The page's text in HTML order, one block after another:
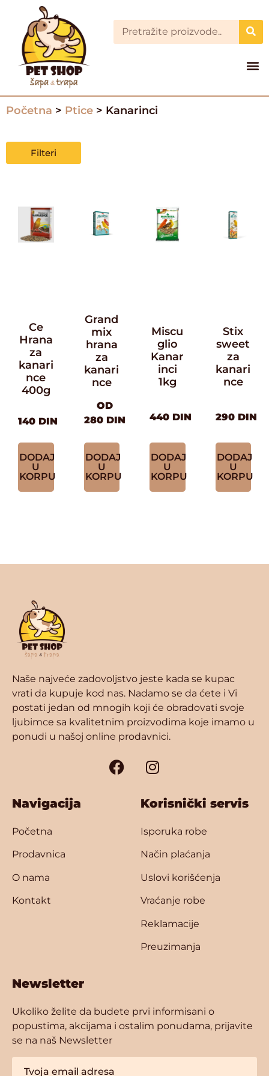
Početna > Ptice > Kanarinci
Filteri
Ce
Hrana
za
kanari
nce
400g
140 DIN
DODAJ
U
KORPU
Grand
mix
hrana
za
kanari
nce
OD
280 DIN
DODAJ
U
KORPU
Miscu
glio
Kanar
inci
1kg
440 DIN
DODAJ
U
KORPU
Stix
sweet
za
kanari
nce
290 DIN
DODAJ
U
KORPU
Naše najveće zadovoljstvo jeste kada se kupac
vrati da kupuje kod nas. Nadamo se da ćete i Vi
postati jedan od mnogih koji će obradovati svoje
ljubimce sa kvalitetnim proizvodima koje imamo u
ponudi u našoj online prodavnici.
Navigacija
Početna
Prodavnica
O nama
Kontakt
Korisnički servis
Isporuka robe
Način plaćanja
Uslovi korišćenja
Vraćanje robe
Reklamacije
Preuzimanja
Newsletter
Ukoliko želite da budete prvi informisani o
popustima, akcijama i ostalim ponudama, prijavite
se na naš Newsletter